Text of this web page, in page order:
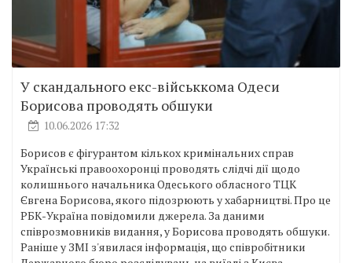
У скандального екс-військкома Одеси
Борисова проводять обшуки
10.06.2026 17:32
Борисов є фігурантом кількох кримінальних справ
Українські правоохоронці проводять слідчі дії щодо
колишнього начальника Одеського обласного ТЦК
Євгена Борисова, якого підозрюють у хабарництві. Про це
РБК-Україна повідомили джерела. За даними
співрозмовників видання, у Борисова проводять обшуки.
Раніше у ЗМІ з'явилася інформація, що співробітники